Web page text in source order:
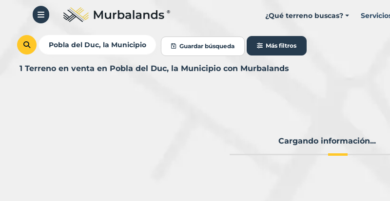
¿Qué terreno buscas?
Guardar búsqueda Más filtros
1 Terreno en venta en Pobla del Duc, la Municipio con Murbalands
Cargando información...